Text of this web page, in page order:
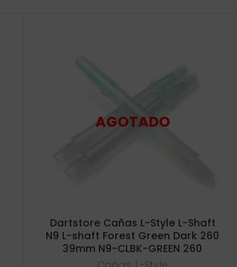
Dartstore Cañas L-Style L-Shaft
N9 L-shaft Forest Green Dark 260
39mm N9-CLBK-GREEN 260